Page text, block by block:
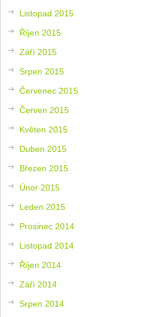
Listopad 2015
Říjen 2015
Září 2015
Srpen 2015
Červenec 2015
Červen 2015
Květen 2015
Duben 2015
Březen 2015
Únor 2015
Leden 2015
Prosinec 2014
Listopad 2014
Říjen 2014
Září 2014
Srpen 2014